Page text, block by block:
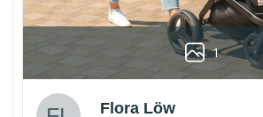
1
Flora Löw